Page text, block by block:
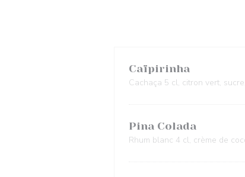
Caïpirinha
Cachaça 5 cl, citron vert,
Pina Colada
Rhum blanc 4 cl, crème de